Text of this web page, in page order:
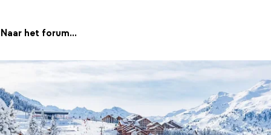
Naar het forum...